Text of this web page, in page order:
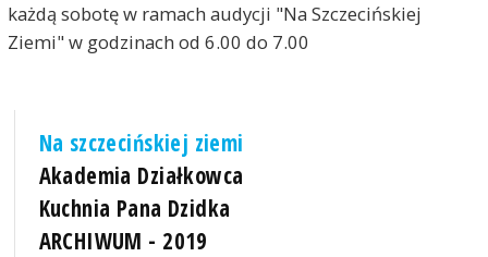
każdą sobotę w ramach audycji "Na Szczecińskiej
Ziemi" w godzinach od 6.00 do 7.00
Na szczecińskiej ziemi
Akademia Działkowca
Kuchnia Pana Dzidka
ARCHIWUM - 2019